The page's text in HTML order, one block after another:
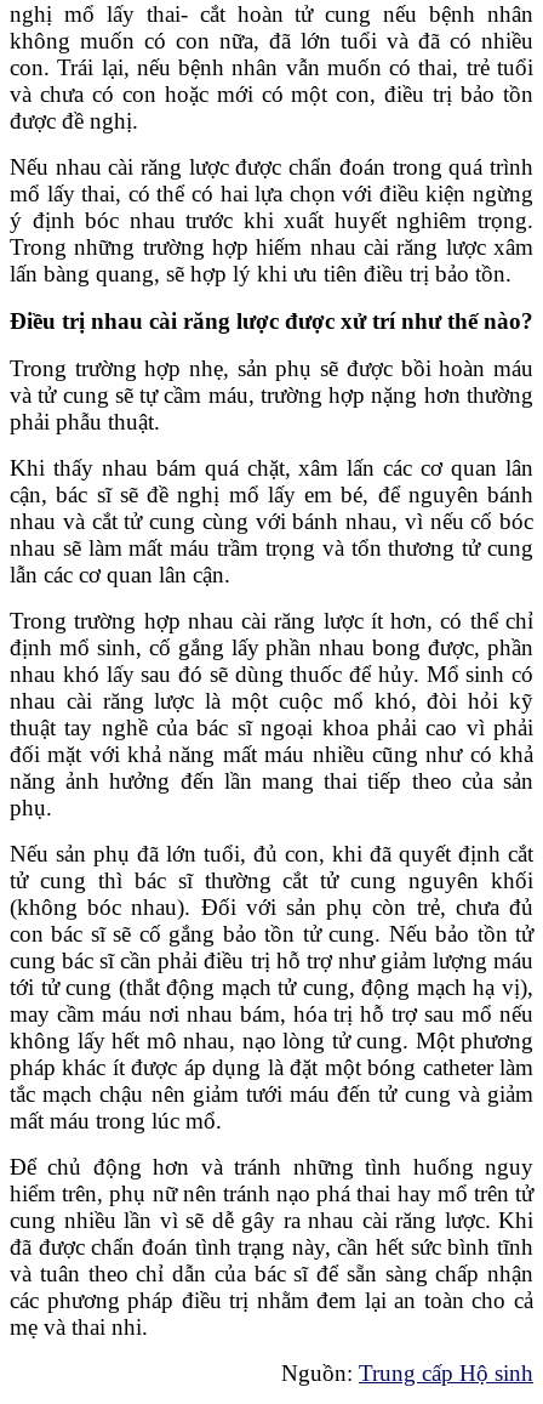
nghị mổ lấy thai- cắt hoàn tử cung nếu bệnh nhân
không muốn có con nữa, đã lớn tuổi và đã có nhiều
con. Trái lại, nếu bệnh nhân vẫn muốn có thai, trẻ tuổi
và chưa có con hoặc mới có một con, điều trị bảo tồn
được đề nghị.
Nếu nhau cài răng lược được chẩn đoán trong quá trình
mổ lấy thai, có thể có hai lựa chọn với điều kiện ngừng
ý định bóc nhau trước khi xuất huyết nghiêm trọng.
Trong những trường hợp hiếm nhau cài răng lược xâm
lấn bàng quang, sẽ hợp lý khi ưu tiên điều trị bảo tồn.
Điều trị nhau cài răng lược được xử trí như thế nào?
Trong trường hợp nhẹ, sản phụ sẽ được bồi hoàn máu
và tử cung sẽ tự cầm máu, trường hợp nặng hơn thường
phải phẫu thuật.
Khi thấy nhau bám quá chặt, xâm lấn các cơ quan lân
cận, bác sĩ sẽ đề nghị mổ lấy em bé, để nguyên bánh
nhau và cắt tử cung cùng với bánh nhau, vì nếu cố bóc
nhau sẽ làm mất máu trầm trọng và tổn thương tử cung
lẫn các cơ quan lân cận.
Trong trường hợp nhau cài răng lược ít hơn, có thể chỉ
định mổ sinh, cố gắng lấy phần nhau bong được, phần
nhau khó lấy sau đó sẽ dùng thuốc để hủy. Mổ sinh có
nhau cài răng lược là một cuộc mổ khó, đòi hỏi kỹ
thuật tay nghề của bác sĩ ngoại khoa phải cao vì phải
đối mặt với khả năng mất máu nhiều cũng như có khả
năng ảnh hưởng đến lần mang thai tiếp theo của sản
phụ.
Nếu sản phụ đã lớn tuổi, đủ con, khi đã quyết định cắt
tử cung thì bác sĩ thường cắt tử cung nguyên khối
(không bóc nhau). Đối với sản phụ còn trẻ, chưa đủ
con bác sĩ sẽ cố gắng bảo tồn tử cung. Nếu bảo tồn tử
cung bác sĩ cần phải điều trị hỗ trợ như giảm lượng máu
tới tử cung (thắt động mạch tử cung, động mạch hạ vị),
may cầm máu nơi nhau bám, hóa trị hỗ trợ sau mổ nếu
không lấy hết mô nhau, nạo lòng tử cung. Một phương
pháp khác ít được áp dụng là đặt một bóng catheter làm
tắc mạch chậu nên giảm tưới máu đến tử cung và giảm
mất máu trong lúc mổ.
Để chủ động hơn và tránh những tình huống nguy
hiểm trên, phụ nữ nên tránh nạo phá thai hay mổ trên tử
cung nhiều lần vì sẽ dễ gây ra nhau cài răng lược. Khi
đã được chẩn đoán tình trạng này, cần hết sức bình tĩnh
và tuân theo chỉ dẫn của bác sĩ để sẵn sàng chấp nhận
các phương pháp điều trị nhằm đem lại an toàn cho cả
mẹ và thai nhi.
Nguồn: Trung cấp Hộ sinh